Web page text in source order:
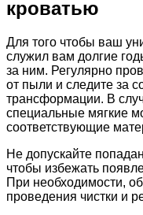
кроватью
Для того чтобы ваш
служил вам долгие
за ним. Регулярно
от пыли и следите за
трансформации. В
специальные мягкие
соответствующие
Не допускайте
чтобы избежать
При необходимости,
проведения чистки и